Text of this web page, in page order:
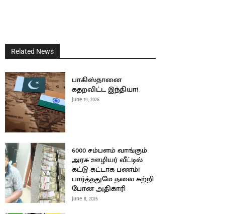
Related News
பாகிஸ்தானை
கதறவிட்ட இந்தியா!
June 19, 2026
6000 சம்பளம் வாங்கும்
அரசு ஊழியர் வீட்டில்
கட்டு கட்டாக பணம்!
பார்த்ததுமே தலை சுற்றி
போன அதிகாரி
June 8, 2026